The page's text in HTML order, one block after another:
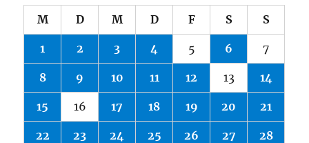
M D M D F S S
1 2 3 4 5 6 7
8 9 10 11 12 13 14
15 16 17 18 19 20 21
22 23 24 25 26 27 28